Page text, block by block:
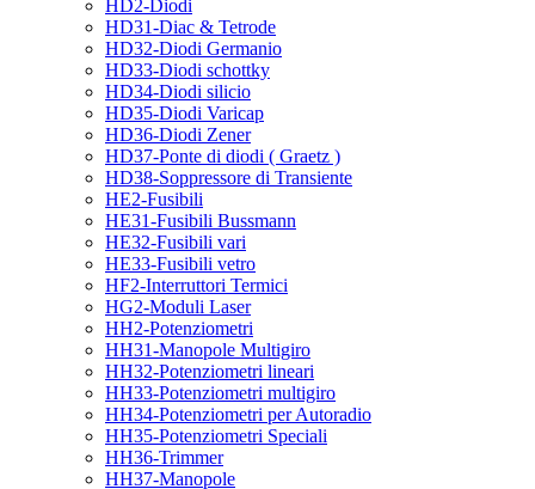
HD2-Diodi
HD31-Diac & Tetrode
HD32-Diodi Germanio
HD33-Diodi schottky
HD34-Diodi silicio
HD35-Diodi Varicap
HD36-Diodi Zener
HD37-Ponte di diodi ( Graetz )
HD38-Soppressore di Transiente
HE2-Fusibili
HE31-Fusibili Bussmann
HE32-Fusibili vari
HE33-Fusibili vetro
HF2-Interruttori Termici
HG2-Moduli Laser
HH2-Potenziometri
HH31-Manopole Multigiro
HH32-Potenziometri lineari
HH33-Potenziometri multigiro
HH34-Potenziometri per Autoradio
HH35-Potenziometri Speciali
HH36-Trimmer
HH37-Manopole